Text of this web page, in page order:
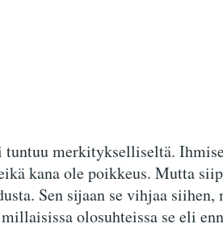
merkitykselliseltä.
kana ole poikkeus. Mutta
Sen sijaan se vihjaa
olosuhteissa se eli